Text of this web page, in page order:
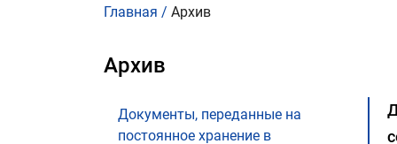
Главная / Архив
Архив
Документы, переданные на
постоянное хранение в